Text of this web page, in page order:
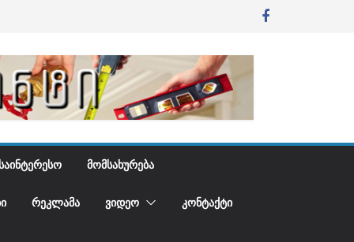
ᲡᲐᲘᲜᲢᲔᲠᲔᲡᲝ ᲛᲝᲛᲡᲐᲮᲣᲠᲔᲑᲐ
ᲠᲔᲙᲚᲐᲛᲐ ᲕᲘᲓᲔᲝ ᲙᲝᲜᲢᲐᲥᲢᲘ